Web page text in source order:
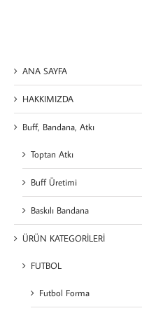
ANA SAYFA
HAKKIMIZDA
Buff, Bandana, Atkı
Toptan Atkı
Buff Üretimi
Baskılı Bandana
ÜRÜN KATEGORİLERİ
FUTBOL
Futbol Forma